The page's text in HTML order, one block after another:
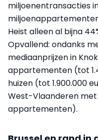
miljoenentransacties
Heist alleen al bijna
Opvallend: ondanks
mediaanprijzen in
appartementen (tot
huizen (tot 1.900.000
West-Vlaanderen
appartementen).